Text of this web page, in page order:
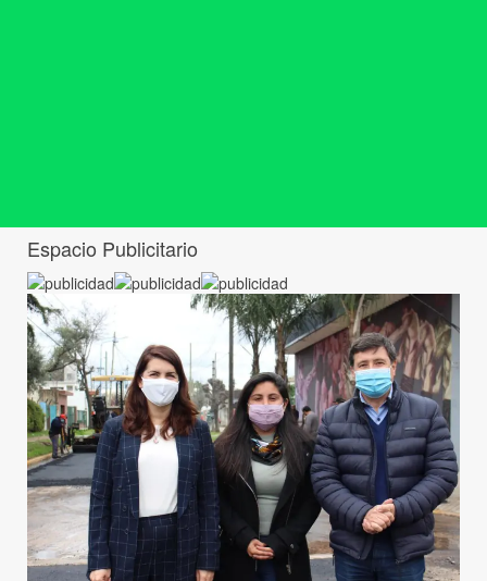
Espacio Publicitario